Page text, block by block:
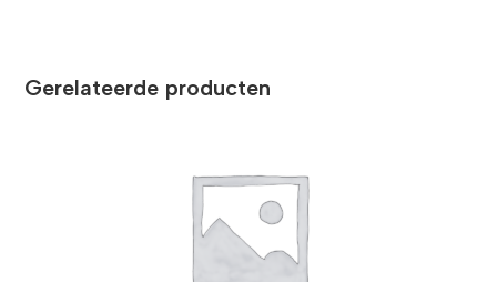
Gerelateerde producten